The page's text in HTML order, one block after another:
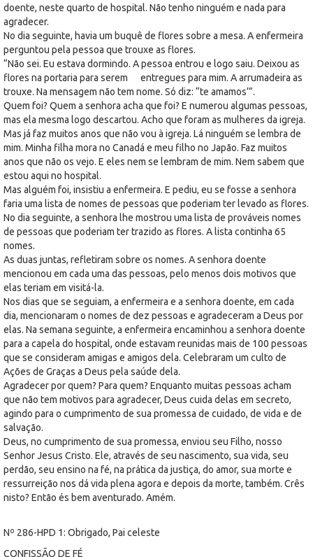
doente, neste quarto de hospital. Não tenho ninguém e nada para
agradecer.
No dia seguinte, havia um buquê de flores sobre a mesa. A enfermeira
perguntou pela pessoa que trouxe as flores.
“Não sei. Eu estava dormindo. A pessoa entrou e logo saiu. Deixou as
flores na portaria para serem entregues para mim. A arrumadeira as
trouxe. Na mensagem não tem nome. Só diz: “te amamos’”.
Quem foi? Quem a senhora acha que foi? E numerou algumas pessoas,
mas ela mesma logo descartou. Acho que foram as mulheres da igreja.
Mas já faz muitos anos que não vou à igreja. Lá ninguém se lembra de
mim. Minha filha mora no Canadá e meu filho no Japão. Faz muitos
anos que não os vejo. E eles nem se lembram de mim. Nem sabem que
estou aqui no hospital.
Mas alguém foi, insistiu a enfermeira. E pediu, eu se fosse a senhora
faria uma lista de nomes de pessoas que poderiam ter levado as flores.
No dia seguinte, a senhora lhe mostrou uma lista de prováveis nomes
de pessoas que poderiam ter trazido as flores. A lista continha 65
nomes.
As duas juntas, refletiram sobre os nomes. A senhora doente
mencionou em cada uma das pessoas, pelo menos dois motivos que
elas teriam em visitá-la.
Nos dias que se seguiam, a enfermeira e a senhora doente, em cada
dia, mencionaram o nomes de dez pessoas e agradeceram a Deus por
elas. Na semana seguinte, a enfermeira encaminhou a senhora doente
para a capela do hospital, onde estavam reunidas mais de 100 pessoas
que se consideram amigas e amigos dela. Celebraram um culto de
Ações de Graças a Deus pela saúde dela.
Agradecer por quem? Para quem? Enquanto muitas pessoas acham
que não tem motivos para agradecer, Deus cuida delas em secreto,
agindo para o cumprimento de sua promessa de cuidado, de vida e de
salvação.
Deus, no cumprimento de sua promessa, enviou seu Filho, nosso
Senhor Jesus Cristo. Ele, através de seu nascimento, sua vida, seu
perdão, seu ensino na fé, na prática da justiça, do amor, sua morte e
ressurreição nos dá vida plena agora e depois da morte, também. Crês
nisto? Então és bem aventurado. Amém.
Nº 286-HPD 1: Obrigado, Pai celeste
CONFISSÃO DE FÉ